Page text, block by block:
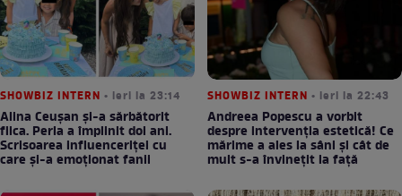
SHOWBIZ INTERN • ieri la 23:14
Alina Ceușan și-a sărbătorit
fiica. Perla a împlinit doi ani.
Scrisoarea influenceriței cu
care și-a emoționat fanii
SHOWBIZ INTERN • ieri la 22:43
Andreea Popescu a vorbit
despre intervenția estetică! Ce
mărime a ales la sâni și cât de
mult s-a învinețit la față